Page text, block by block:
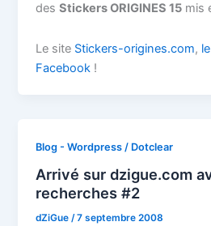
desStickers ORIGINES 15 mis
Le site Stickers-origines.com,
Facebook !
Blog - Wordpress / Dotclear
Arrivé sur dzigue.com
recherches #2
dZiGue/7 septembre 2008